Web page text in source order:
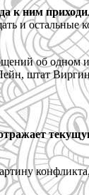
к ним
и остальные
об одном
Лейн, штат